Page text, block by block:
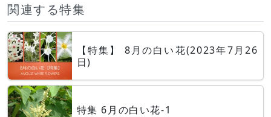
関連する特集
【特集】 8月の白い花(2023年7月26
日)
特集 6月の白い花-1